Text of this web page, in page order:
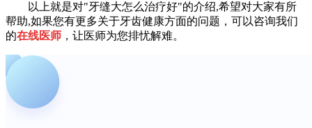
以上就是对"牙缝大怎么治疗好"的介绍,希望对大家有所
帮助,如果您有更多关于牙齿健康方面的问题，可以咨询我们
的在线医师 ，让医师为您排忧解难。